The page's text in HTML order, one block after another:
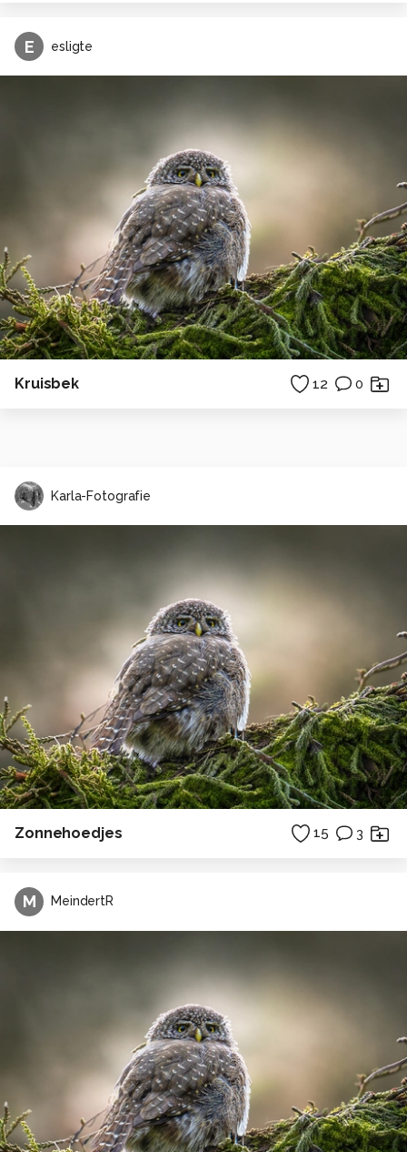
E esligte
Kruisbek 12 0
Karla-Fotografie
Zonnehoedjes 15 3
M MeindertR